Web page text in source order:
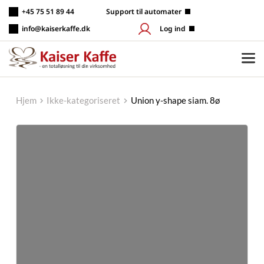
indhold
+45 75 51 89 44
info@kaiserkaffe.dk
Support til automater
Log ind
Hjem Ikke-kategoriseret Union y-shape siam. 8ø